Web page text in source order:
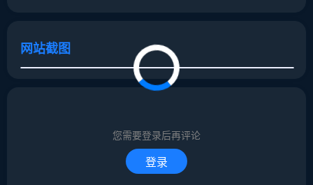
网站截图
您需要登录后再评论
登录
取消 回复